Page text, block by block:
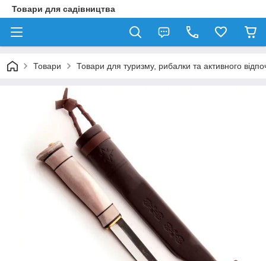
Товари для садівництва
Товари Товари для туризму, рибалки та активного